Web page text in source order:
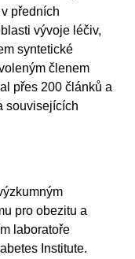
předních
vývoje léčiv,
syntetické
členem
přes 200 článků a
souvisejících
pro obezitu a
laboratoře
Institute.